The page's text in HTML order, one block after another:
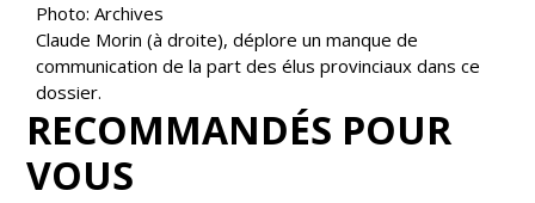
Photo: Archives
Claude Morin (à droite), déplore un manque de
communication de la part des élus provinciaux dans ce
dossier.
RECOMMANDÉS POUR
VOUS